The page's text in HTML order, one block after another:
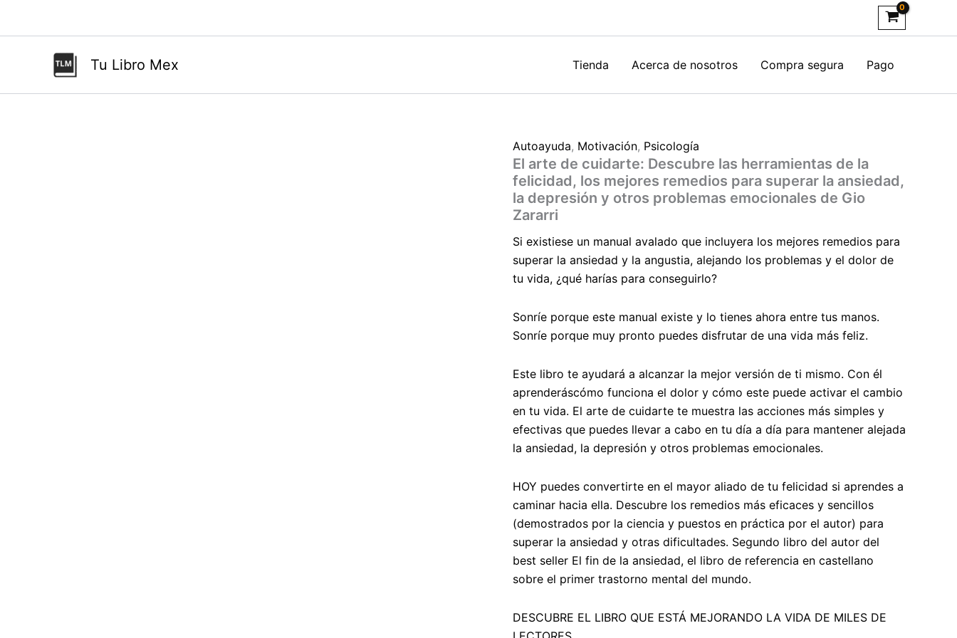
Tu Libro Mex Tienda Acerca de nosotros Compra segura Pago
Autoayuda, Motivación, Psicología
El arte de cuidarte: Descubre las herramientas de la
felicidad, los mejores remedios para superar la ansiedad,
la depresión y otros problemas emocionales de Gio
Zararri
Si existiese un manual avalado que incluyera los mejores remedios para
superar la ansiedad y la angustia, alejando los problemas y el dolor de
tu vida, ¿qué harías para conseguirlo?
Sonríe porque este manual existe y lo tienes ahora entre tus manos.
Sonríe porque muy pronto puedes disfrutar de una vida más feliz.
Este libro te ayudará a alcanzar la mejor versión de ti mismo. Con él
aprenderáscómo funciona el dolor y cómo este puede activar el cambio
en tu vida. El arte de cuidarte te muestra las acciones más simples y
efectivas que puedes llevar a cabo en tu día a día para mantener alejada
la ansiedad, la depresión y otros problemas emocionales.
HOY puedes convertirte en el mayor aliado de tu felicidad si aprendes a
caminar hacia ella. Descubre los remedios más eficaces y sencillos
(demostrados por la ciencia y puestos en práctica por el autor) para
superar la ansiedad y otras dificultades. Segundo libro del autor del
best seller El fin de la ansiedad, el libro de referencia en castellano
sobre el primer trastorno mental del mundo.
DESCUBRE EL LIBRO QUE ESTÁ MEJORANDO LA VIDA DE MILES DE
de
felicidad,
la
ansiedad,
la
depresión
y
emocionales
de
Gio
Zararri